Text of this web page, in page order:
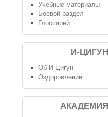
Учебные материалы
Боевой раздел
Глоссарий
И-ЦИГУН
Об И-Цигун
Оздоровление
АКАДЕМИЯ